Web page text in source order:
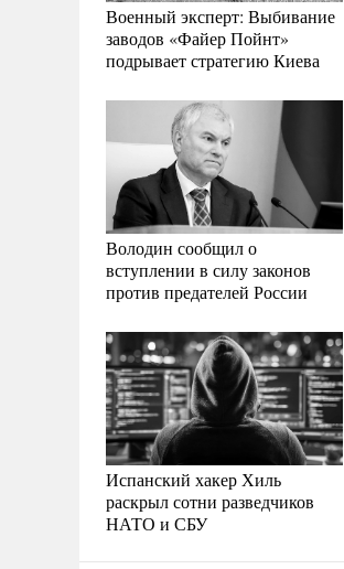
Военный эксперт: Выбивание
заводов «Файер Пойнт»
подрывает стратегию Киева
Володин сообщил о
вступлении в силу законов
против предателей России
Испанский хакер Хиль
раскрыл сотни разведчиков
НАТО и СБУ